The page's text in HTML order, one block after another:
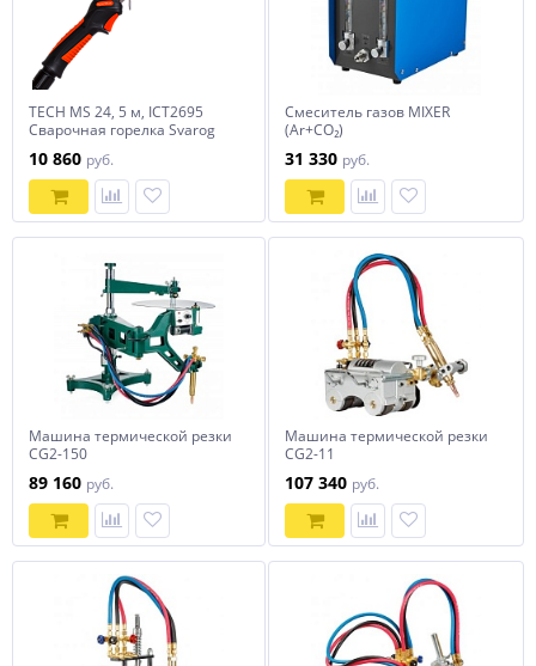
TECH MS 24, 5 м, ICT2695
Сварочная горелка Svarog
10 860 руб.
Смеситель газов MIXER
(Ar+CO₂)
31 330 руб.
Машина термической резки
CG2-150
89 160 руб.
Машина термической резки
CG2-11
107 340 руб.